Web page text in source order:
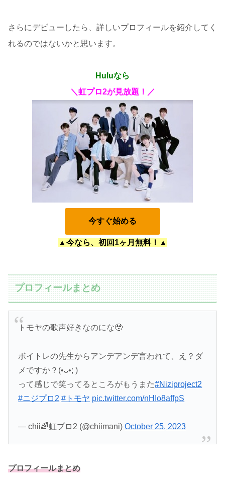
さらにデビューしたら、詳しいプロフィールを紹介してく
れるのではないかと思います。
Huluなら
＼虹プロ2が見放題！／
今すぐ始める
▲今なら、初回1ヶ月無料！▲
プロフィールまとめ
トモヤの歌声好きなのにな🥹
ボイトレの先生からアンデアンデ言われて、え？ダ
メですか？(•ᴗ•; )
って感じで笑ってるところがもうまた#Niziproject2
#ニジプロ2 #トモヤ pic.twitter.com/nHIo8affpS
— chii🌈虹プロ2 (@chiimani)October 25, 2023
プロフィールまとめ